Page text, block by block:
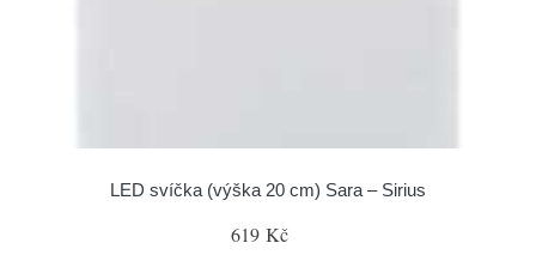
LED svíčka (výška 20 cm) Sara – Sirius
619 Kč